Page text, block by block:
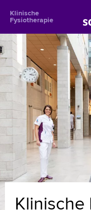
Klinische
Fysiotherapie
Doel
Fysiotherapie